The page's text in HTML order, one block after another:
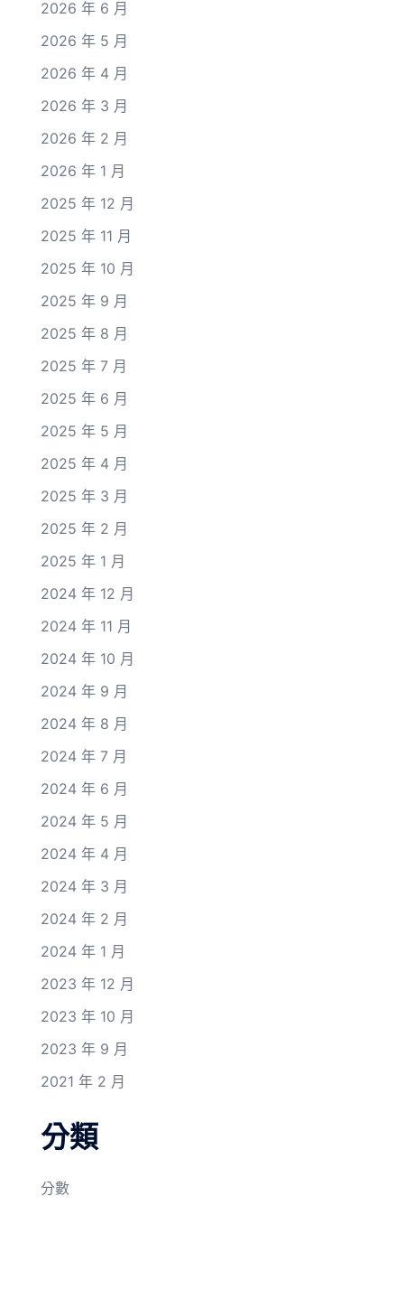
2026 年 6 月
2026 年 5 月
2026 年 4 月
2026 年 3 月
2026 年 2 月
2026 年 1 月
2025 年 12 月
2025 年 11 月
2025 年 10 月
2025 年 9 月
2025 年 8 月
2025 年 7 月
2025 年 6 月
2025 年 5 月
2025 年 4 月
2025 年 3 月
2025 年 2 月
2025 年 1 月
2024 年 12 月
2024 年 11 月
2024 年 10 月
2024 年 9 月
2024 年 8 月
2024 年 7 月
2024 年 6 月
2024 年 5 月
2024 年 4 月
2024 年 3 月
2024 年 2 月
2024 年 1 月
2023 年 12 月
2023 年 10 月
2023 年 9 月
2021 年 2 月
分類
分數